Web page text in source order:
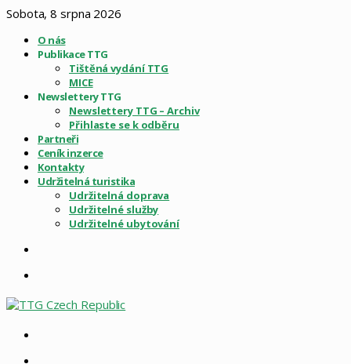
Sobota, 8 srpna 2026
O nás
Publikace TTG
Tištěná vydání TTG
MICE
Newslettery TTG
Newslettery TTG – Archiv
Přihlaste se k odběru
Partneři
Ceník inzerce
Kontakty
Udržitelná turistika
Udržitelná doprava
Udržitelné služby
Udržitelné ubytování